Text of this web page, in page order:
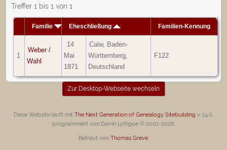
Treffer 1 bis 1 von 1
Familie Eheschließung Familien-Kennung
1
Weber /
Wahl
14
Mai
1871
Calw, Baden-
Württemberg,
Deutschland
F122
Zur Desktop-Webseite wechseln
Diese Website läuft mit The Next Generation of Genealogy Sitebuilding v. 14.0,
programmiert von Darrin Lythgoe © 2001-2026.
Betreut von Thomas Greve.